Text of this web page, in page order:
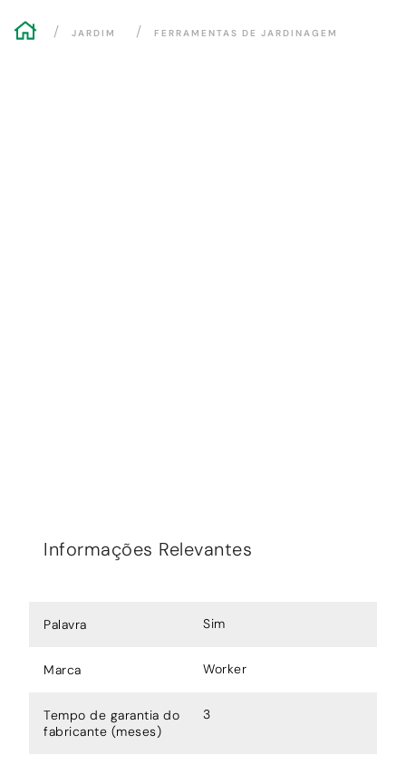
JARDIM FERRAMENTAS DE JARDINAGEM
Informações Relevantes
Palavra Sim
Marca Worker
Tempo de garantia do
fabricante (meses)
3